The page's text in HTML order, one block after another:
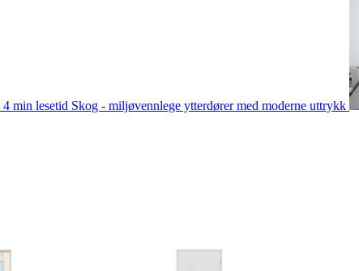
4 min lesetid Skog - miljøvennlege ytterdører med moderne uttrykk